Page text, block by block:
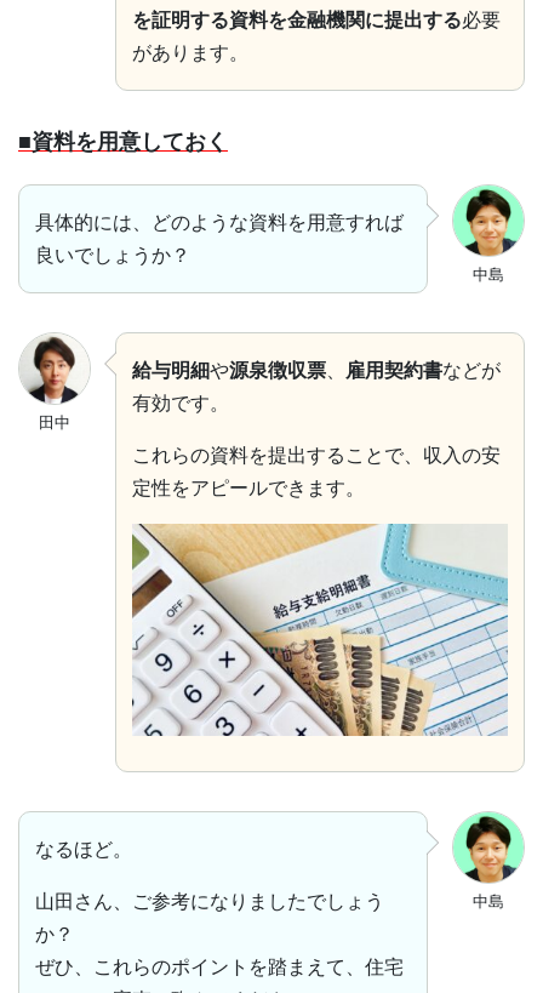
を証明する資料を金融機関に提出する必要
があります。
■資料を用意しておく
中島
具体的には、どのような資料を用意すれば
良いでしょうか？
田中
給与明細や源泉徴収票 雇用契約書などが
有効です。
これらの資料を提出することで、収入の安
定性をアピールできます。
中島
なるほど。
山田さん、ご参考になりましたでしょう
か？
ぜひ、これらのポイントを踏まえて、住宅